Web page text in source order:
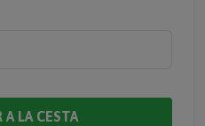
A LA CESTA